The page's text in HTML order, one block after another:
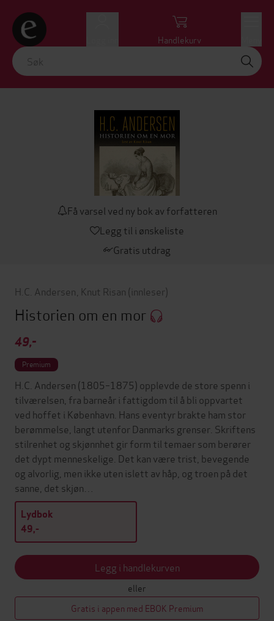
Handlekurv
Få varsel ved ny bok av forfatteren
Legg til i ønskeliste
Gratis utdrag
H.C. Andersen Knut Risan (innleser)
Historien om en mor
49,-
Premium
H.C. Andersen (1805–1875) opplevde de store spenn i
tilværelsen, fra barneår i fattigdom til å bli oppvartet
ved hoffet i København. Hans eventyr brakte ham stor
berømmelse, langt utenfor Danmarks grenser. Skriftens
stilrenhet og skjønnhet gir form til temaer som berører
det dypt menneskelige. Det kan være trist, bevegende
og alvorlig, men ikke uten islett av håp, og troen på det
sanne, det skjøn…
Lydbok
49,-
Legg i handlekurven
eller
Gratis i appen med EBOK Premium